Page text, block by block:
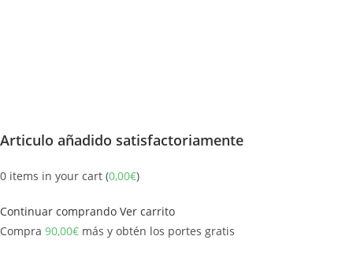
Articulo añadido satisfactoriamente
0 items in your cart (0,00€)
Continuar comprando Ver carrito
Compra 90,00€ más y obtén los portes gratis